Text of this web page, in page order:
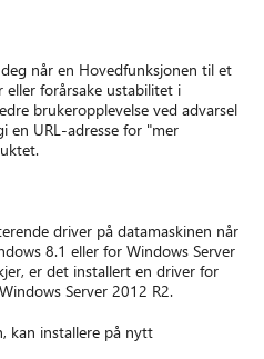
når en Hovedfunksjonen til et
forårsake ustabilitet i
brukeropplevelse ved advarsel
en URL-adresse for "mer
driver på datamaskinen når
8.1 eller for Windows Server
er det installert en driver for
Server 2012 R2.
kan installere på nytt